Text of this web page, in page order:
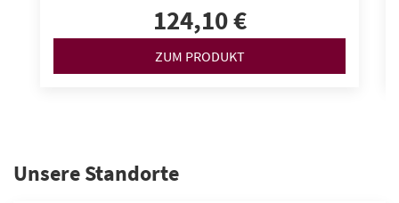
124,10 €
ZUM PRODUKT
Unsere Standorte